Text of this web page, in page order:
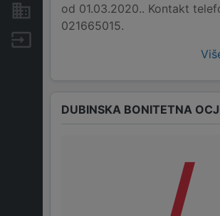
Nekretnine i imovina
od 01.03.2020.. Kontakt
021665015.
DUBINSKA BONITETNA
/